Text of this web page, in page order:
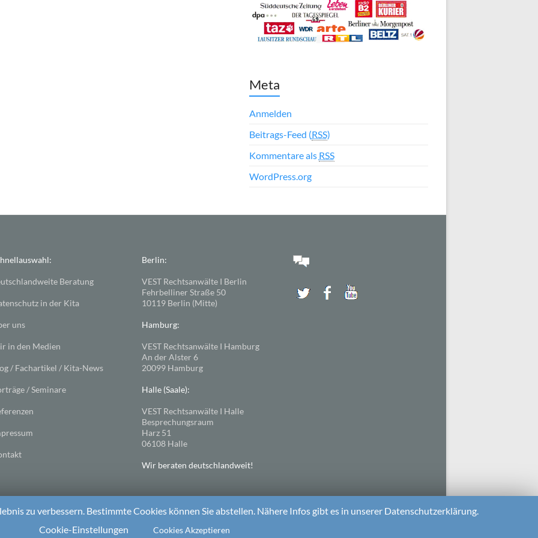
Meta
Anmelden
Beitrags-Feed (RSS)
Kommentare als RSS
WordPress.org
Beratung
in der Kita
uns
in den Medien
/ Fachartikel / Kita-News
/ Seminare
Berlin:
VEST Rechtsanwälte I Berlin
Fehrbelliner Straße 50
10119 Berlin (Mitte)
Hamburg:
VEST Rechtsanwälte I Hamburg
An der Alster 6
20099 Hamburg
Halle (Saale):
VEST Rechtsanwälte I Halle
Besprechungsraum
Harz 51
06108 Halle
Wir beraten deutschlandweit!
zu verbessern. Bestimmte Cookies können Sie abstellen. Nähere Infos gibt es in unserer Datenschutzerklärung.
Cookie-Einstellungen
Cookies Akzeptieren